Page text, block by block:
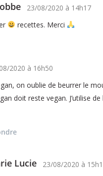
23/08/2020 à 14h17
recettes. Merci
2020 à 16h50
on oublie de beurrer le
doit reste vegan. J’utilise de
Lucie 23/08/2020 à